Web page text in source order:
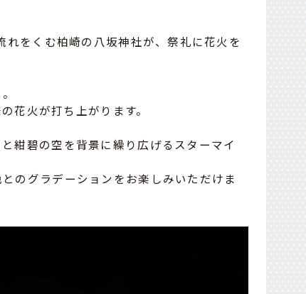
をくむ柏崎の八坂神社が、祭礼に花火を
花火が打ち上がります。
紺碧の空を背景に繰り広げるスターマイ
のグラデーションをお楽しみいただけま